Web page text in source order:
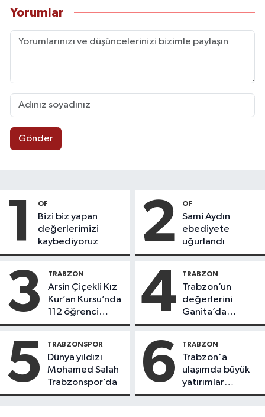
Yorumlar
Gönder
1 OF
Bizi biz yapan
değerlerimizi
kaybediyoruz
2 OF
Sami Aydın
ebediyete
uğurlandı
3 TRABZON
Arsin Çiçekli Kız
Kur’an Kursu’nda
112 öğrenci
icazet aldı
4 TRABZON
Trabzon’un
değerlerini
Ganita’da
yaşatıyoruz
5 TRABZONSPOR
Dünya yıldızı
Mohamed Salah
Trabzonspor’da
6 TRABZON
Trabzon'a
ulaşımda büyük
yatırımlar
yapılıyor